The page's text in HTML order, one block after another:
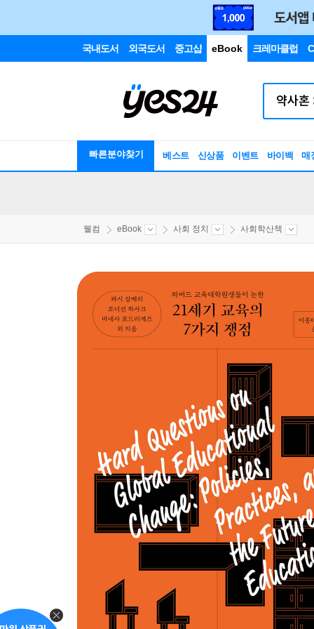
국내도서 외국도서 중고샵 eBook 크레마클럽
빠른분야찾기 베스트 신상품 이벤트 바이백 매
웰컴 eBook 사회 정치 사회학산책